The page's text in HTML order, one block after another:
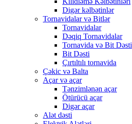
Digər kəlbətinlər
Tornavidalar və Bitlər
Tornavidalar
Dəqiq Tornavidalar
Tornavida və Bit Dəsti
Bit Dəsti
Çırtıltılı tornavida
Çəkic və Balta
Açar və açar
Tənzimlənən açar
Ötürücü açar
Digər açar
Alət dəsti